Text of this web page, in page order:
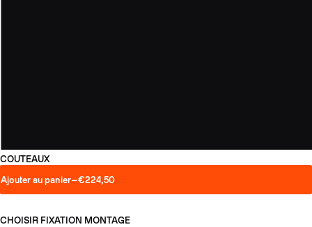
COUTEAUX
Ajouter au panier—€224,50
CHOISIR FIXATION MONTAGE